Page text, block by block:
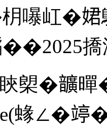
嚗屸�𡝗
㮾�𩑈
蝝